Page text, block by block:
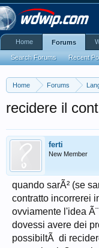
Home Forums
recidere il
ferti
New Member
quando sarÃ² (se
contratto incorrerei
ovviamente l'idea
dovessi avere dei
possibiltÃ di
Home Forums
Search Forums Recent